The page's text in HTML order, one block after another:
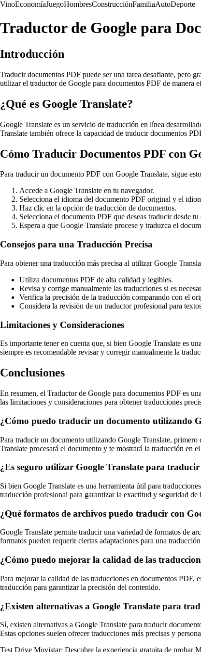
VinoEconomíaJuegoHombresConstrucciónFamiliaAutoDeporte
Traductor de Google para
Introducción
Traducir documentos PDF puede ser una tarea desafiante, pero
utilizar el traductor de Google para documentos PDF de manera
¿Qué es Google Translate?
Google Translate es un servicio de traducción en línea
Translate también ofrece la capacidad de traducir documentos
Cómo Traducir Documentos PDF con
Para traducir un documento PDF con Google Translate, sigue
Accede a Google Translate en tu navegador.
Selecciona el idioma del documento PDF original y el
Haz clic en la opción de traducción de documentos.
Selecciona el documento PDF que deseas traducir desde
Espera a que Google Translate procese y traduzca el
Consejos para una Traducción Precisa
Para obtener una traducción más precisa al utilizar Google
Utiliza documentos PDF de alta calidad y legibles.
Revisa y corrige manualmente las traducciones si es
Verifica la precisión de la traducción comparando con el
Considera la revisión de un traductor profesional para
Limitaciones y Consideraciones
Es importante tener en cuenta que, si bien Google Translate es
siempre es recomendable revisar y corregir manualmente la
Conclusiones
En resumen, el Traductor de Google para documentos PDF es
las limitaciones y consideraciones para obtener traducciones
¿Cómo puedo traducir un documento utilizando
Para traducir un documento utilizando Google Translate,
Translate procesará el documento y te mostrará la traducción en
¿Es seguro utilizar Google Translate para
Si bien Google Translate es una herramienta útil para
traducción profesional para garantizar la exactitud y seguridad de
¿Qué formatos de archivos puedo traducir con
Google Translate permite traducir una variedad de formatos de
formatos pueden requerir ciertas adaptaciones para una
¿Cómo puedo mejorar la calidad de las
Para mejorar la calidad de las traducciones en documentos PDF,
traducción para garantizar la precisión del contenido.
¿Existen alternativas a Google Translate para
Sí, existen alternativas a Google Translate para traducir
Estas opciones suelen ofrecer traducciones más precisas y
Test Drive Movistar: Descubre la experiencia gratuita de probar